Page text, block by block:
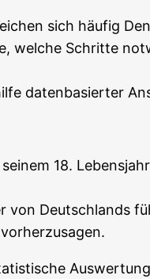
sich häu­fig
wel­che Schrit­te
daten­ba­sier­ter
18.
von Deutsch­lands